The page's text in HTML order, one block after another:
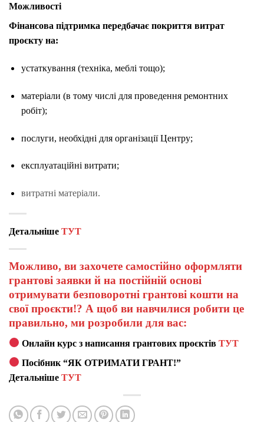
Можливості
Фінансова підтримка передбачає покриття витрат
проєкту на:
устаткування (техніка, меблі тощо);
матеріали (в тому числі для проведення ремонтних
робіт);
послуги, необхідні для організації Центру;
експлуатаційні витрати;
витратні матеріали.
Детальніше ТУТ
Можливо, ви захочете самостійно оформляти
грантові заявки й на постійній основі
отримувати безповоротні грантові кошти на
свої проєкти!? А щоб ви навчилися робити це
правильно, ми розробили для вас:
Онлайн курс з написання грантових проєктівТУТ
Посібник “ЯК ОТРИМАТИ ГРАНТ!”
Детальніше ТУТ